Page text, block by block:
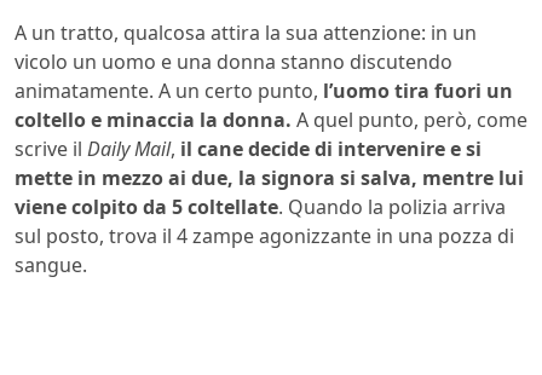
A un tratto, qualcosa attira la sua attenzione: in un
vicolo un uomo e una donna stanno discutendo
animatamente. A un certo punto, l’uomo tira fuori un
coltello e minaccia la donna. A quel punto, però, come
scrive il Daily Mail, il cane decide di intervenire e si
mette in mezzo ai due, la signora si salva, mentre lui
viene colpito da 5 coltellate. Quando la polizia arriva
sul posto, trova il 4 zampe agonizzante in una pozza di
sangue.